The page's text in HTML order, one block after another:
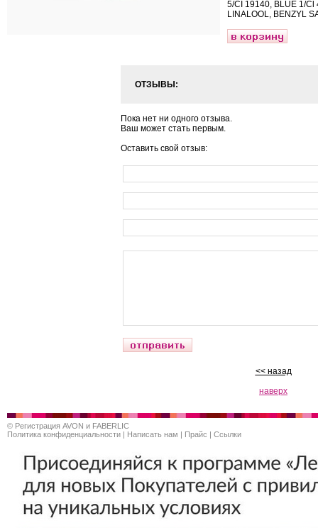
5/CI 19140, BLUE 1/Cl
LINALOOL, BENZYL
ОТЗЫВЫ:
Пока нет ни одного отзыва.
Ваш может стать первым.
Оставить свой отзыв:
<< назад
наверх
© Регистрация AVON и FABERLIC
Политика конфиденциальности | Написать нам | Прайс | Ссылки